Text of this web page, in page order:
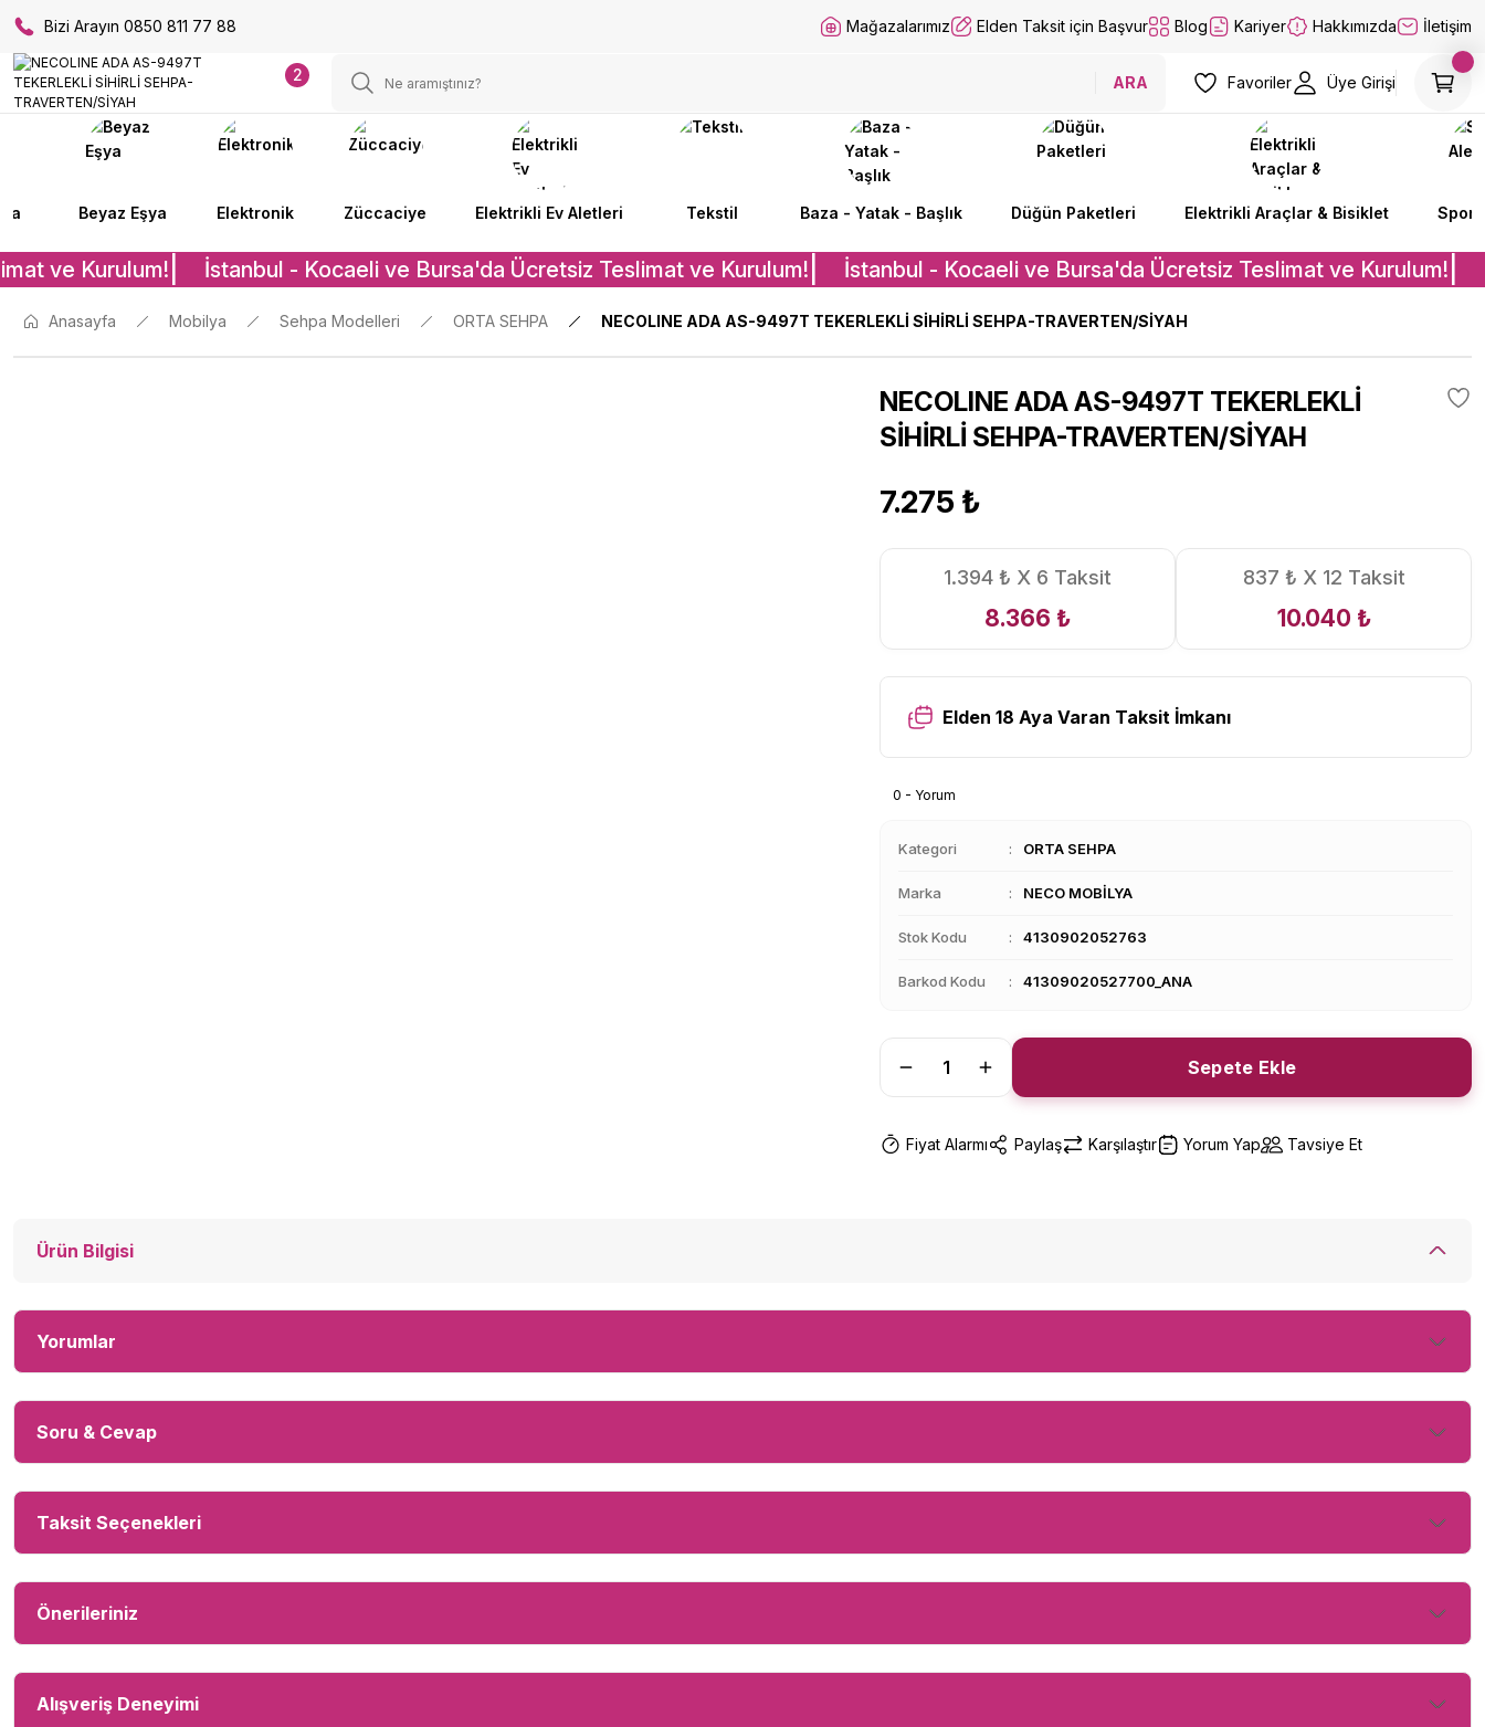
Bizi Arayın 0850 811 77 88 Mağazalarımız Elden Taksit için Başvur Blog Kariyer Hakkımızda İletişim
2 ARA Favoriler Üye Girişi
Beyaz Eşya Elektronik Züccaciye Elektrikli Ev Aletleri Tekstil Baza - Yatak - Başlık Düğün Paketleri Elektrikli Araçlar & Bisiklet Spor
ve Kurulum! İstanbul - Kocaeli ve Bursa'da Ücretsiz Teslimat ve Kurulum! İstanbul - Kocaeli ve Bursa'da Ücretsiz Teslimat ve Kurulum!
Anasayfa Mobilya Sehpa Modelleri ORTA SEHPA NECOLINE ADA AS-9497T TEKERLEKLİ SİHİRLİ SEHPA-TRAVERTEN/SİYAH
NECOLINE ADA AS-9497T TEKERLEKLİ
SİHİRLİ SEHPA-TRAVERTEN/SİYAH
7.275 ₺
1.394 ₺ X 6 Taksit
8.366 ₺
837 ₺ X 12 Taksit
10.040 ₺
Elden 18 Aya Varan Taksit İmkanı
0 - Yorum
Kategori ORTA SEHPA
Marka NECO MOBİLYA
Stok Kodu 4130902052763
Barkod Kodu 41309020527700_ANA
Sepete Ekle
Fiyat Alarmı Paylaş Karşılaştır Yorum Yap Tavsiye Et
Ürün Bilgisi
Yorumlar
Soru & Cevap
Taksit Seçenekleri
Önerileriniz
Alışveriş Deneyimi